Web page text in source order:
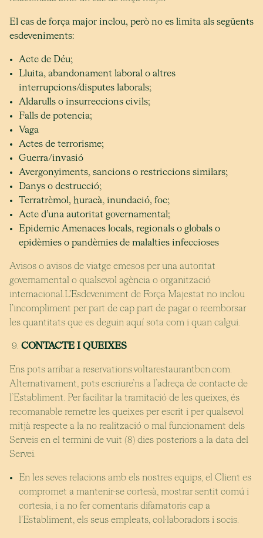
El cas de força major inclou, però no es limita als següents
esdeveniments:
Acte de Déu;
Lluita, abandonament laboral o altres
interrupcions/disputes laborals;
Aldarulls o insurreccions civils;
Falls de potencia;
Vaga
Actes de terrorisme;
Guerra/invasió
Avergonyiments, sancions o restriccions similars;
Danys o destrucció;
Terratrèmol, huracà, inundació, foc;
Acte d’una autoritat governamental;
Epidemic Amenaces locals, regionals o globals o
epidèmies o pandèmies de malalties infeccioses
Avisos o avisos de viatge emesos per una autoritat
governamental o qualsevol agència o organització
internacional.L’Esdeveniment de Força Majestat no inclou
l’incompliment per part de cap part de pagar o reemborsar
les quantitats que es deguin aquí sota com i quan calgui.
CONTACTE I QUEIXES
Ens pots arribar a reservations.voltarestaurantbcn.com.
Alternativament, pots escriure’ns a l’adreça de contacte de
l’Establiment. Per facilitar la tramitació de les queixes, és
recomanable remetre les queixes per escrit i per qualsevol
mitjà respecte a la no realització o mal funcionament dels
Serveis en el termini de vuit (8) dies posteriors a la data del
Servei.
En les seves relacions amb els nostres equips, el Client es
compromet a mantenir-se cortesà, mostrar sentit comú i
cortesia, i a no fer comentaris difamatoris cap a
l’Establiment, els seus empleats, col·laboradors i socis.